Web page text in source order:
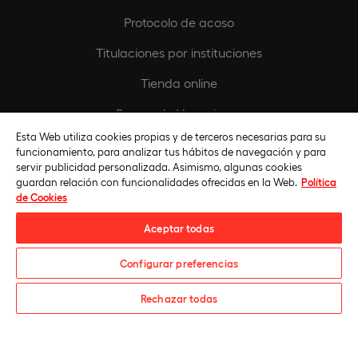
Protocolo de acoso
Titulaciones por instituciones
Tienda online
Buscando Vocaciones
Europeamedia
Fundación Universidad Europea
¿Te informamos?
Esta Web utiliza cookies propias y de terceros necesarias para su
funcionamiento, para analizar tus hábitos de navegación y para
servir publicidad personalizada. Asimismo, algunas cookies
guardan relación con funcionalidades ofrecidas en la Web. Política
de Cookies
Aceptar todas
Configurar preferencias
Rechazar todas